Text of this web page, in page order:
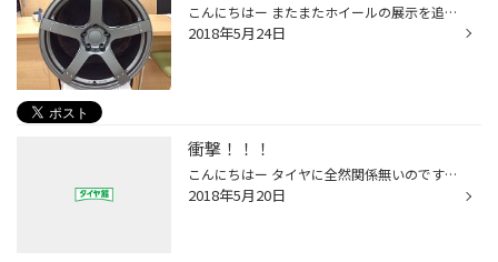
こんにちはー またまたホイールの展示を追加致しましたー あら、素敵♩ BRIDGESTONEが誇るプロドライブは 軽量！高剛性！高精度！！！ 足元軽やかですー！ハンドル握るのが楽しくなりますよ！ ぜひ、実物を見にきて下さいねー
2018年5月24日
衝撃！！！
こんにちはー タイヤに全然関係無いのですが、皆さん「男梅」って知ってますか？ 今日、「初めて凝縮の１枚 男梅シート」を口にしたのですが、、、、、 衝撃です！！！！ 祖母の漬けた梅干しの如く、スッパイです！しょっぱいです！美味しいです！！！！ 製菓でこういうのがあるのかー！ってびっく...
2018年5月20日